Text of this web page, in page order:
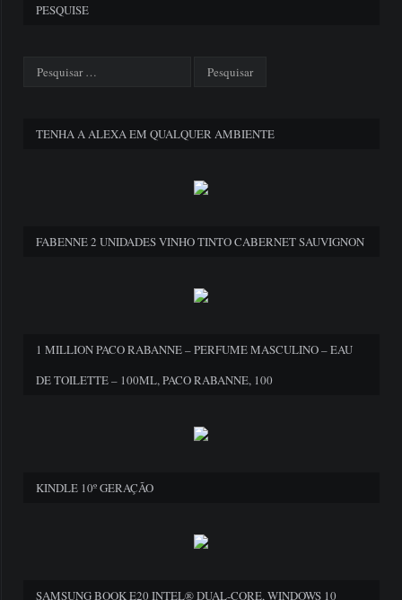
PESQUISE
TENHA A ALEXA EM QUALQUER AMBIENTE
FABENNE 2 UNIDADES VINHO TINTO CABERNET SAUVIGNON
1 MILLION PACO RABANNE – PERFUME MASCULINO – EAU
DE TOILETTE – 100ML, PACO RABANNE, 100
KINDLE 10º GERAÇÃO
SAMSUNG BOOK E20 INTEL® DUAL-CORE, WINDOWS 10